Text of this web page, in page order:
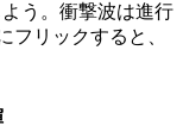
う。衝撃波は進行
フリックすると、